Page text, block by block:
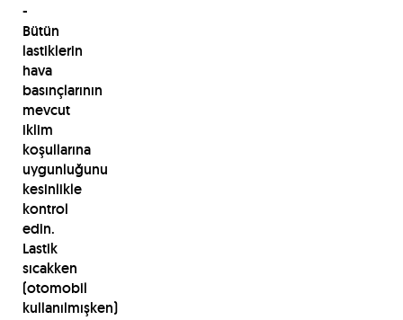
-
Bütün
lastiklerin
hava
basınçlarının
mevcut
iklim
koşullarına
uygunluğunu
kesinlikle
kontrol
edin.
Lastik
sıcakken
(otomobil
kullanılmışken)